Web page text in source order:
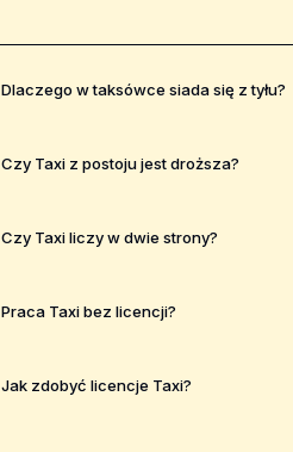
Dlaczego w taksówce siada się z tyłu?
Czy Taxi z postoju jest droższa?
Czy Taxi liczy w dwie strony?
Praca Taxi bez licencji?
Jak zdobyć licencje Taxi?